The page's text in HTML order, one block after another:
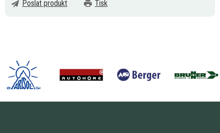
Poslat produkt
Tisk